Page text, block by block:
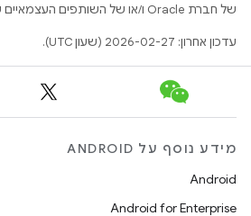
של חברת Oracle ו/או של השותפים העצמאיים שלה.
עדכון אחרון: 2026-02-27 (שעון UTC).
מידע נוסף על ANDROID
Android
Android for Enterprise